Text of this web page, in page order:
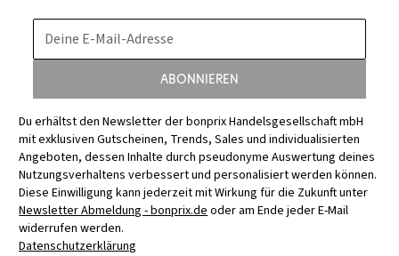
Deine E-Mail-Adresse
Abonnieren
Du erhältst den Newsletter der bonprix Handelsgesellschaft mbH
mit exklusiven Gutscheinen, Trends, Sales und individualisierten
Angeboten, dessen Inhalte durch pseudonyme Auswertung deines
Nutzungsverhaltens verbessert und personalisiert werden können.
Diese Einwilligung kann jederzeit mit Wirkung für die Zukunft unter
Newsletter Abmeldung - bonprix.deoder am Ende jeder E-Mail
widerrufen werden.
Datenschutzerklärung